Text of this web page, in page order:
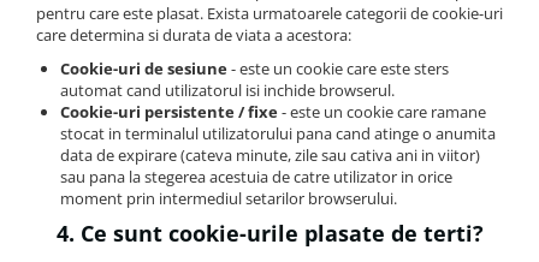
pentru care este plasat. Exista urmatoarele categorii de cookie-uri
care determina si durata de viata a acestora:
Cookie-uri de sesiune- este un cookie care este sters
automat cand utilizatorul isi inchide browserul.
Cookie-uri persistente / fixe- este un cookie care ramane
stocat in terminalul utilizatorului pana cand atinge o anumita
data de expirare (cateva minute, zile sau cativa ani in viitor)
sau pana la stegerea acestuia de catre utilizator in orice
moment prin intermediul setarilor browserului.
4. Ce sunt cookie-urile plasate de terti?